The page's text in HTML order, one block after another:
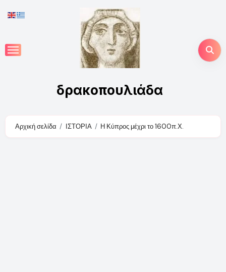
to
δρακοπουλιάδα
Αρχική σελίδα ΙΣΤΟΡΙΑ Η Κύπρος μέχρι το 1600π.Χ.